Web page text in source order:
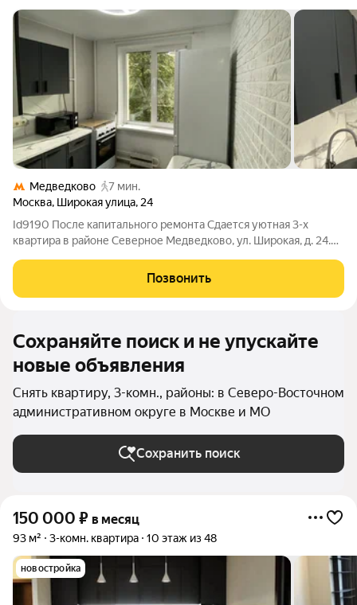
Медведково
7 мин.
Москва, Широкая улица, 24
Id9190 После капитального ремонта Сдается уютная 3-х
квартира в районе Северное Медведково, ул. Широкая, д. 24.
квадратных метров. Кухня 7 кв.м. Две комнаты изолированные
12 и 14 кв.м, гостиная 19
Позвонить
Сохраняйте поиск и не упускайте
новые объявления
Снять квартиру, 3-комн., районы: в Северо-Восточном
административном округе в Москве и МО
Сохранить поиск
150 000 ₽ в месяц
93 м² 3-комн. квартира 10 этаж из 48
новостройка